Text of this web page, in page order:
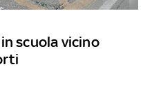
scuola vicino